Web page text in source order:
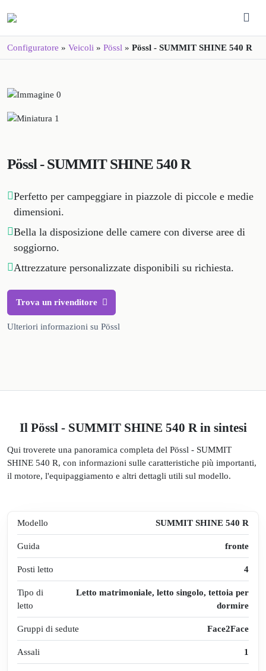
Configuratore » Veicoli » Pössl » Pössl - SUMMIT SHINE 540 R
Pössl - SUMMIT SHINE 540 R
Perfetto per campeggiare in piazzole di piccole e medie
dimensioni.
Bella la disposizione delle camere con diverse aree di
soggiorno.
Attrezzature personalizzate disponibili su richiesta.
Trova un rivenditore
Ulteriori informazioni su Pössl
Il Pössl - SUMMIT SHINE 540 R in sintesi
Qui troverete una panoramica completa del Pössl - SUMMIT
SHINE 540 R, con informazioni sulle caratteristiche più importanti,
il motore, l'equipaggiamento e altri dettagli utili sul modello.
Modello SUMMIT SHINE 540 R
Guida fronte
Posti letto 4
Tipo di
letto
Letto matrimoniale, letto singolo, tettoia per
dormire
Gruppi di sedute Face2Face
Assali 1